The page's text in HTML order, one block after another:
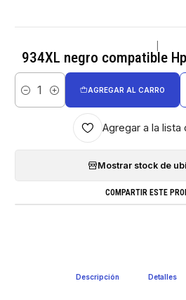
934XL negro compatible
Cantidad
AGREGAR AL CARRO
Agregar a la lista
Mostrar stock de
COMPARTIR ESTE
Descripción Detalles